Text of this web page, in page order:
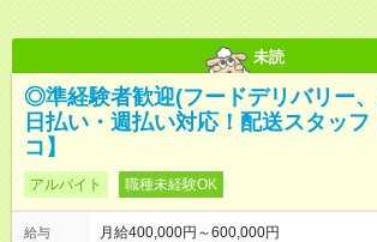
未読
◎準経験者歓迎(フードデリバリー、
日払い・週払い対応！配送スタッ
コ】
アルバイト 職種未経験OK
給与
月給400,000円～600,000円